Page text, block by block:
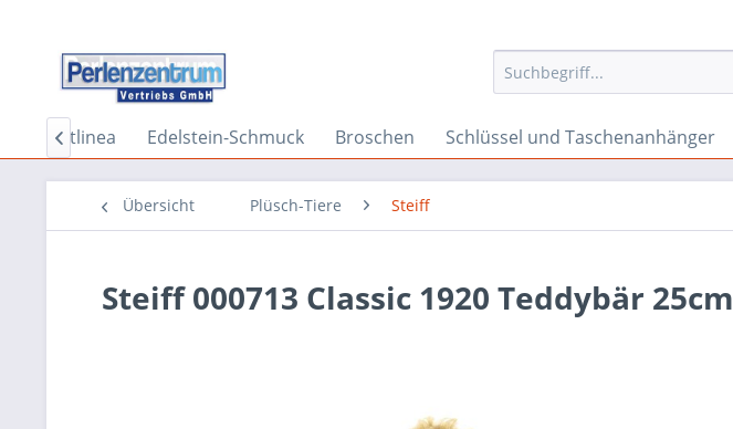
Artlinea Edelstein-Schmuck Broschen Schlüssel und Taschenanhänger

Übersicht Plüsch-Tiere Steiff
Steiff 000713 Classic 1920 Teddybär 25cm